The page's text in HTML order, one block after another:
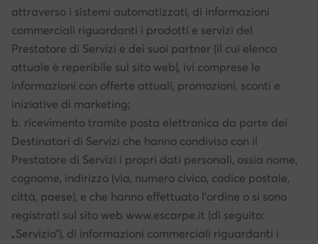
attraverso i sistemi automatizzati, di informazioni
commerciali riguardanti i prodotti e servizi del
Prestatore di Servizi e dei suoi partner (il cui elenco
attuale è reperibile sul sito web), ivi comprese le
informazioni con offerte attuali, promozioni, sconti e
iniziative di marketing;
b. ricevimento tramite posta elettronica da parte dei
Destinatari di Servizi che hanno condiviso con il
Prestatore di Servizi i propri dati personali, ossia nome,
cognome, indirizzo (via, numero civico, codice postale,
città, paese), e che hanno effettuato l’ordine o si sono
registrati sul sito web www.escarpe.it (di seguito:
„Servizio”), di informazioni commerciali riguardanti i